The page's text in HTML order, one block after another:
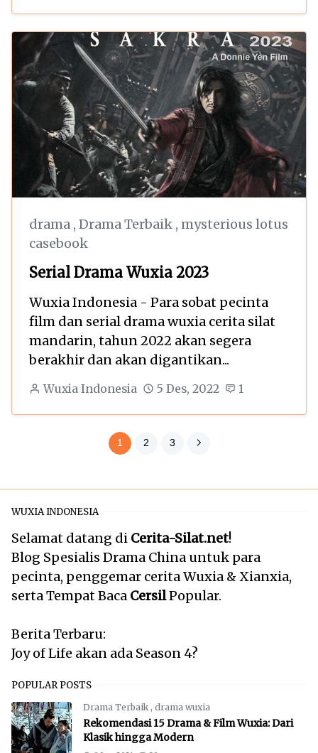
drama , Drama Terbaik , mysterious lotus
casebook
Serial Drama Wuxia 2023
Wuxia Indonesia - Para sobat pecinta
film dan serial drama wuxia cerita silat
mandarin, tahun 2022 akan segera
berakhir dan akan digantikan...
Wuxia Indonesia 5 Des, 2022 1
1 2 3
WUXIA INDONESIA
Selamat datang di Cerita-Silat.net!
Blog Spesialis Drama China untuk para
pecinta, penggemar cerita Wuxia & Xianxia,
serta Tempat Baca CersilPopular.
Berita Terbaru:
Joy of Life akan ada Season 4?
POPULAR POSTS
Drama Terbaik , drama wuxia
Rekomendasi 15 Drama & Film Wuxia: Dari
Klasik hingga Modern